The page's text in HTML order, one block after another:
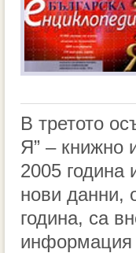
В третото
Я” – книжно
2005 година
нови данни,
година, са
информация